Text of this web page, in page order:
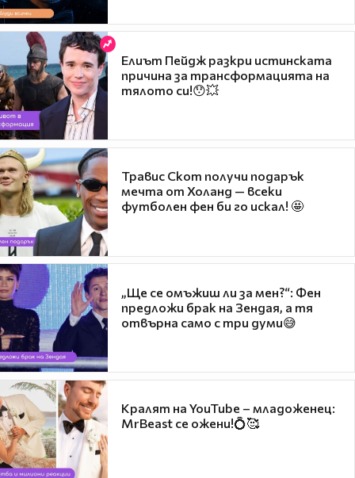
Елиът Пейдж разкри истинската
причина за трансформацията на
тялото си!😯💥
Травис Скот получи подарък
мечта от Холанд — всеки
футболен фен би го искал! 🤩
„Ще се омъжиш ли за мен?“: Фен
предложи брак на Зендая, а тя
отвърна само с три думи😅
Кралят на YouTube – младоженец:
MrBeast се ожени!💍🥰